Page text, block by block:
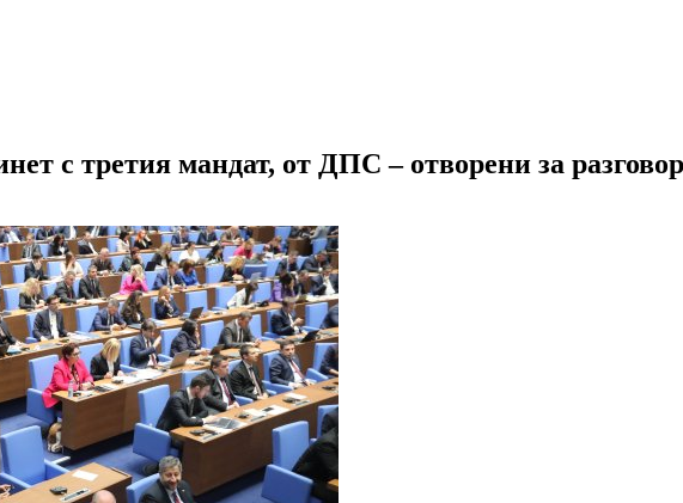
с третия мандат, от ДПС – отворени за